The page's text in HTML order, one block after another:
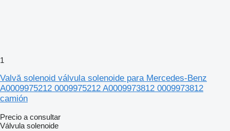
1
Valvă solenoid válvula solenoide para Mercedes-Benz
A0009975212 0009975212 A0009973812 0009973812
camión
Precio a consultar
Válvula solenoide